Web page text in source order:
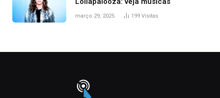
março 29, 2025 199 Visitas